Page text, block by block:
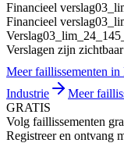
Financieel verslag
Financieel verslag
Verslag
Verslagen zijn
Meer faillissementen
Industrie
Meer
GRATIS
Volg faillissementen
Registreer en ontvang